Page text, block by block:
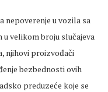
nepoverenje u vozila sa
velikom broju slučajeva
njihovi proizvođači
bezbednosti ovih
preduzeće koje se